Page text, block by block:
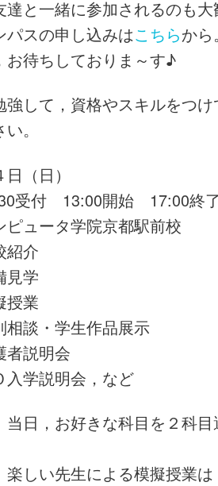
達と一緒に参加されるのも
パスの申し込みはこちらから
お待ちしておりま～す♪
強して，資格やスキルをつ
。
（日）
13:00開始 17:00終了
ピュータ学院京都駅前校
紹介
学
業
学生作品展示
明会
明会，など
，お好きな科目を２科目
による模擬授業は，